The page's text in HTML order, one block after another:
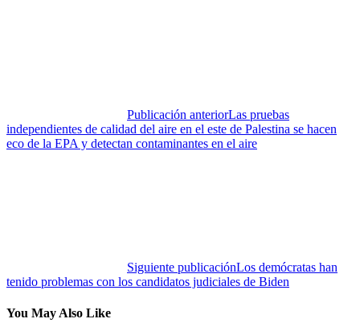
Publicación anteriorLas pruebas
independientes de calidad del aire en el este de Palestina se hacen
eco de la EPA y detectan contaminantes en el aire
Siguiente publicaciónLos demócratas han
tenido problemas con los candidatos judiciales de Biden
You May Also Like